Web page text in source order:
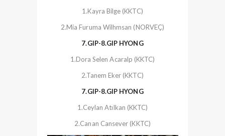
1.Kayra Bilge (KKTC)
2.Mia Furuma Wilhmsan (NORVEÇ)
7.GIP-8.GIP HYONG
1.Dora Selen Acaralp (KKTC)
2.Tanem Eker (KKTC)
7.GIP-8.GIP HYONG
1.Ceylan Atılkan (KKTC)
2.Canan Cansever (KKTC)